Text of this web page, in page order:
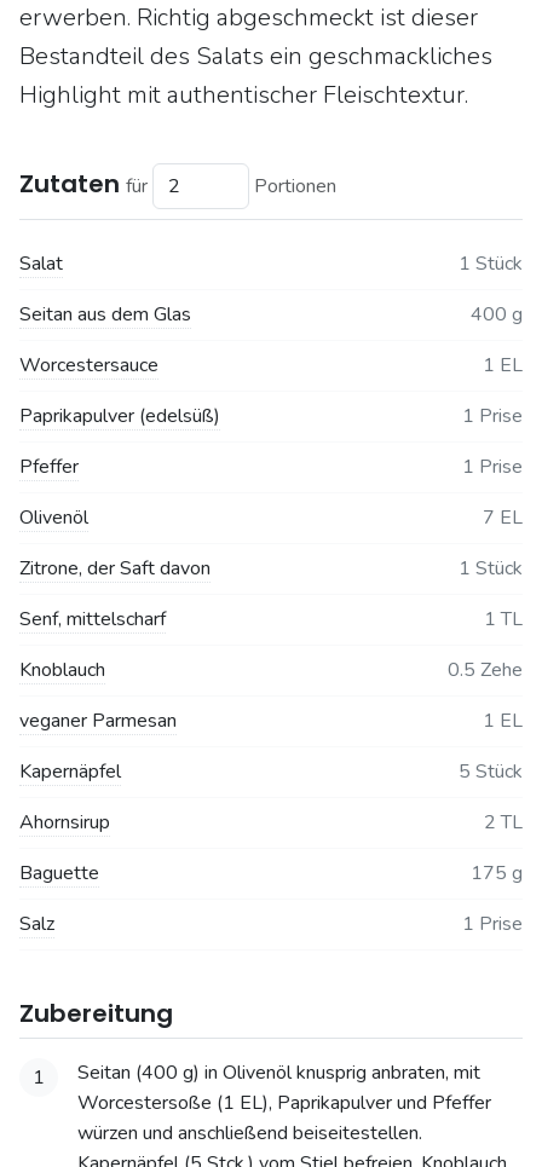
erwerben. Richtig abgeschmeckt ist dieser
Bestandteil des Salats ein geschmackliches
Highlight mit authentischer Fleischtextur.
Zutaten für Portionen
Salat
1 Stück
Seitan aus dem Glas
400 g
Worcestersauce
1 EL
Paprikapulver (edelsüß)
1 Prise
Pfeffer
1 Prise
Olivenöl
7 EL
Zitrone, der Saft davon
1 Stück
Senf, mittelscharf
1 TL
Knoblauch
0.5 Zehe
veganer Parmesan
1 EL
Kapernäpfel
5 Stück
Ahornsirup
2 TL
Baguette
175 g
Salz
1 Prise
Zubereitung
1
Seitan (400 g) in Olivenöl knusprig anbraten, mit
Worcestersoße (1 EL), Paprikapulver und Pfeffer
würzen und anschließend beiseitestellen.